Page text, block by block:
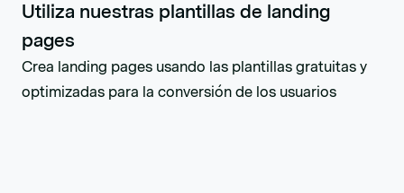
Utiliza nuestras plantillas de landing
pages
Crea landing pages usando las plantillas gratuitas y
optimizadas para la conversión de los usuarios